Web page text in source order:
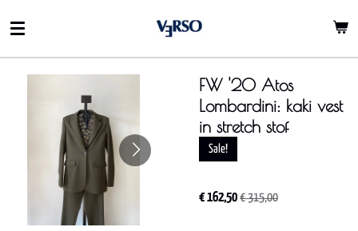
direct
naar
hoofdinhoud
FW '20 Atos
Lombardini: kaki vest
in stretch stof
Sale!
€ 162,50€ 315,00